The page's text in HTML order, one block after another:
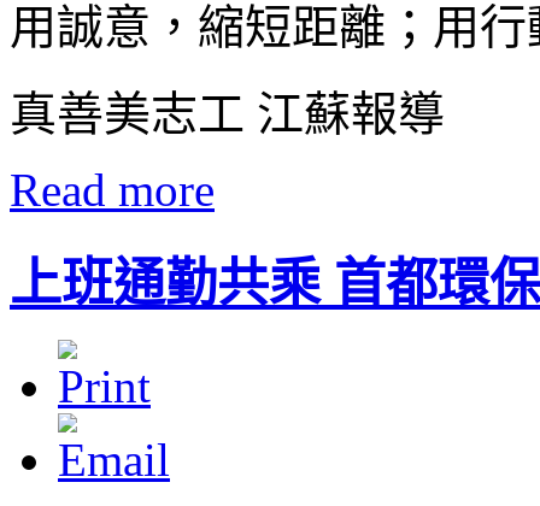
用誠意，縮短距離；用
真善美志工 江蘇報導
Read more
上班通勤共乘 首都環